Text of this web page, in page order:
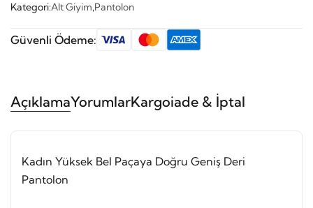
Kategori:Alt Giyim,Pantolon
Güvenli Ödeme:
AçıklamaYorumlarKargoiade & İptal
Kadın Yüksek Bel Paçaya Doğru Geniş Deri
Pantolon